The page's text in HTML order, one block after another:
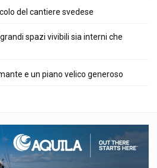
del cantiere svedese
spazi vivibili sia interni che
e un piano velico generoso